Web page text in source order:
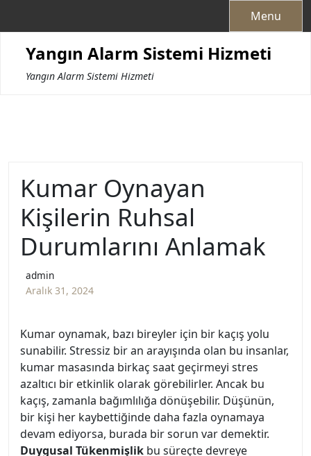
Menu
Yangın Alarm Sistemi Hizmeti
Yangın Alarm Sistemi Hizmeti
Kumar Oynayan
Kişilerin Ruhsal
Durumlarını Anlamak
admin
Aralık 31, 2024
Kumar oynamak, bazı bireyler için bir kaçış yolu
sunabilir. Stressiz bir an arayışında olan bu insanlar,
kumar masasında birkaç saat geçirmeyi stres
azaltıcı bir etkinlik olarak görebilirler. Ancak bu
kaçış, zamanla bağımlılığa dönüşebilir. Düşünün,
bir kişi her kaybettiğinde daha fazla oynamaya
devam ediyorsa, burada bir sorun var demektir.
Duygusal Tükenmişlik bu süreçte devreye